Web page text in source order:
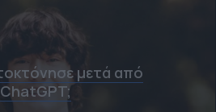
μετά από